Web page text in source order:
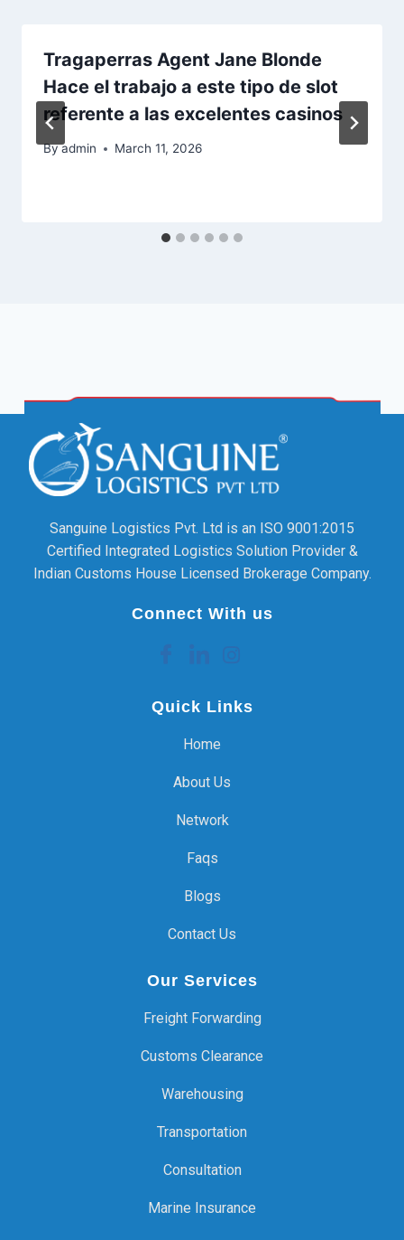
Tragaperras Agent Jane Blonde
Hace el trabajo a este tipo de slot
referente a las excelentes casinos
Byadmin March 11, 2026
Sanguine Logistics Pvt. Ltd is an ISO 9001:2015
Certified Integrated Logistics Solution Provider &
Indian Customs House Licensed Brokerage Company.
Connect With us
Quick Links
Home
About Us
Network
Faqs
Blogs
Contact Us
Our Services
Freight Forwarding
Customs Clearance
Warehousing
Transportation
Consultation
Marine Insurance